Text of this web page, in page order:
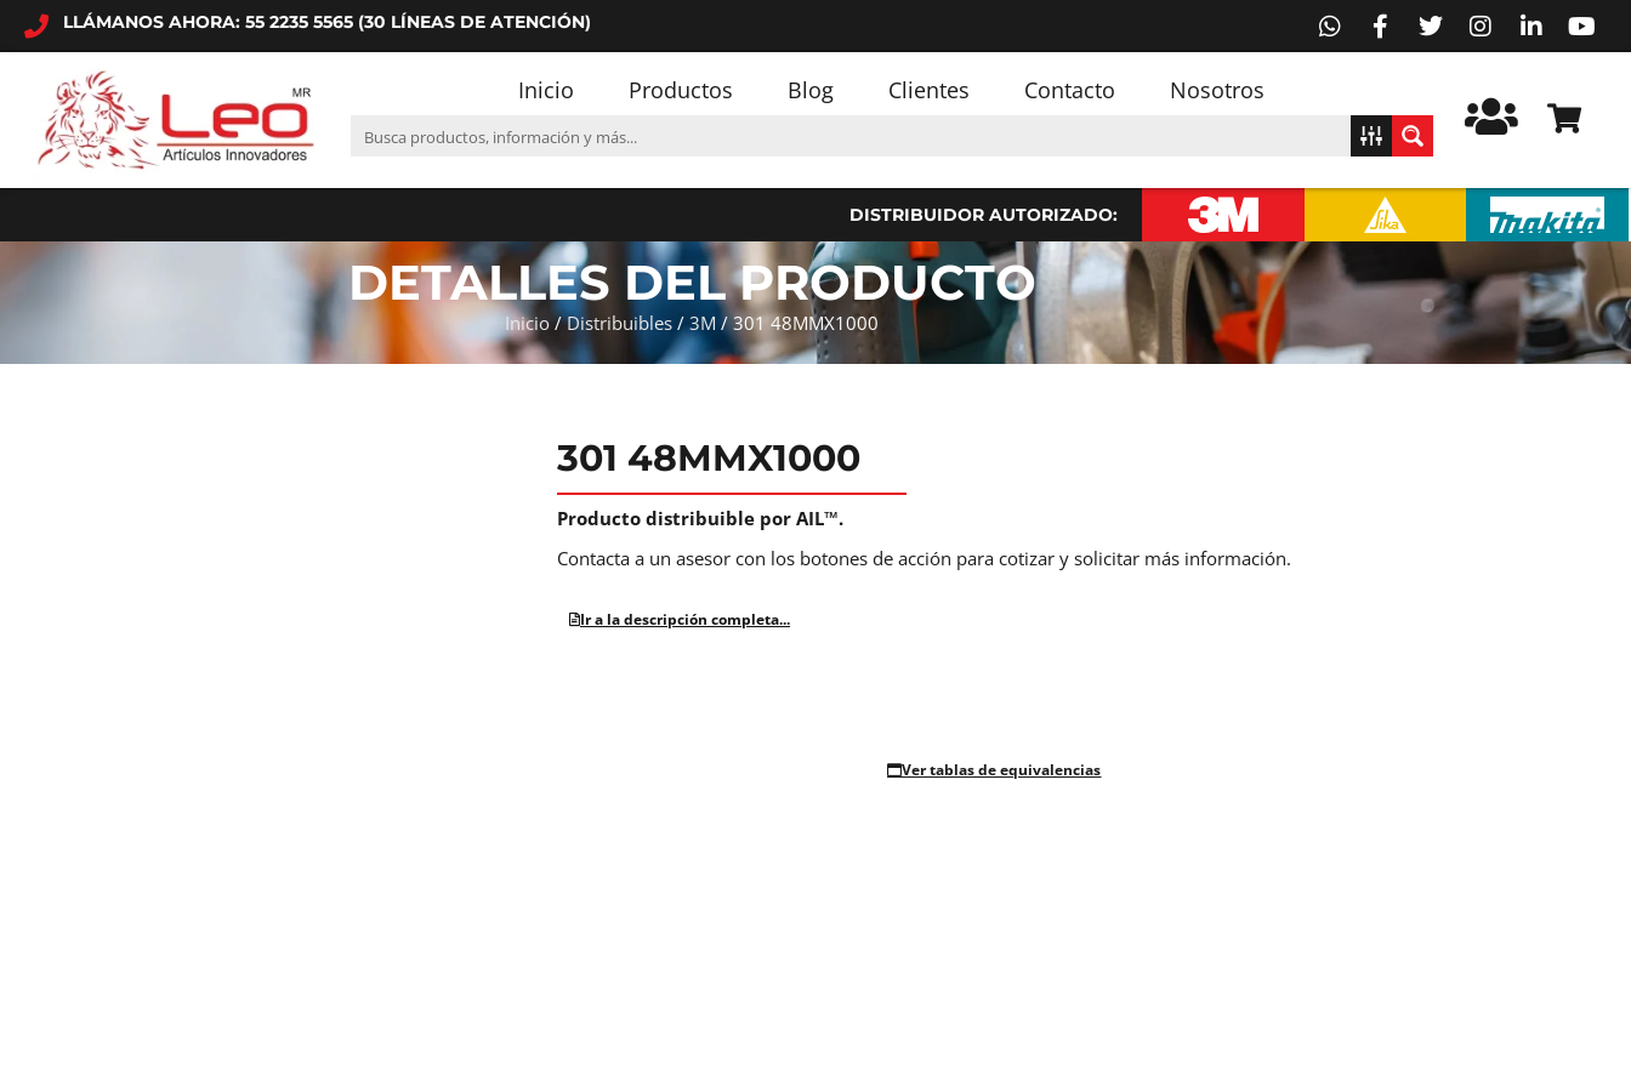
LLÁMANOS AHORA: 55 2235 5565 (30 LÍNEAS DE ATENCIÓN)
Inicio Productos Blog Clientes Contacto Nosotros
DISTRIBUIDOR AUTORIZADO:
DETALLES DEL PRODUCTO
Inicio/Distribuibles / 3M / 301 48MMX1000
301 48MMX1000
Producto distribuible por AIL™.
Contacta a un asesor con los botones de acción para cotizar y solicitar más información.
Ir a la descripción completa...
Ver tablas de equivalencias